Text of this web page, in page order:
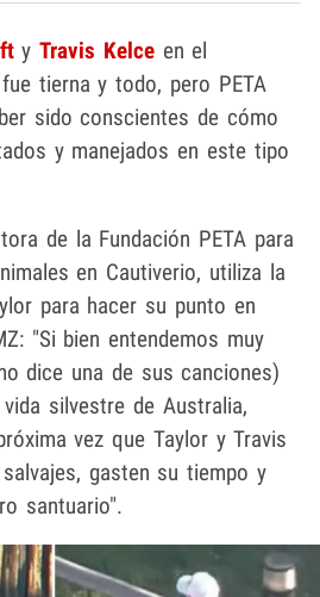
yTravis Kelceen el
tierna y todo, pero PETA
sido conscientes de cómo
y manejados en este tipo
de la Fundación PETA para
en Cautiverio, utiliza la
para hacer su punto en
"Si bien entendemos muy
dice una de sus canciones)
silvestre de Australia,
vez que Taylor y Travis
gasten su tiempo y
santuario".